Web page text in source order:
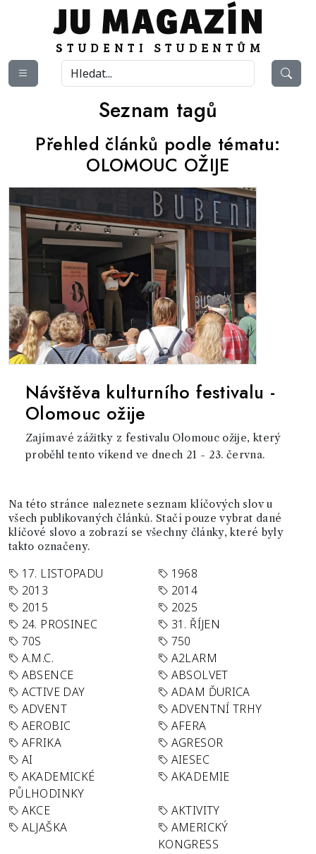
Seznam tagů
Přehled článků podle tématu:
OLOMOUC OŽIJE
Návštěva kulturního festivalu -
Olomouc ožije
Zajímavé zážitky z festivalu Olomouc ožije, který
proběhl tento víkend ve dnech 21 - 23. června.
Na této stránce naleznete seznam klíčových slov u
všech publikovaných článků. Stačí pouze vybrat dané
klíčové slovo a zobrazí se všechny články, které byly
takto označeny.
17. LISTOPADU
1968
2013
2014
2015
2025
24. PROSINEC
31. ŘÍJEN
70S
750
A.M.C.
A2LARM
ABSENCE
ABSOLVET
ACTIVE DAY
ADAM ĎURICA
ADVENT
ADVENTNÍ TRHY
AEROBIC
AFERA
AFRIKA
AGRESOR
AI
AIESEC
AKADEMICKÉ
PŮLHODINKY
AKADEMIE
AKCE
AKTIVITY
ALJAŠKA
AMERICKÝ
KONGRESS